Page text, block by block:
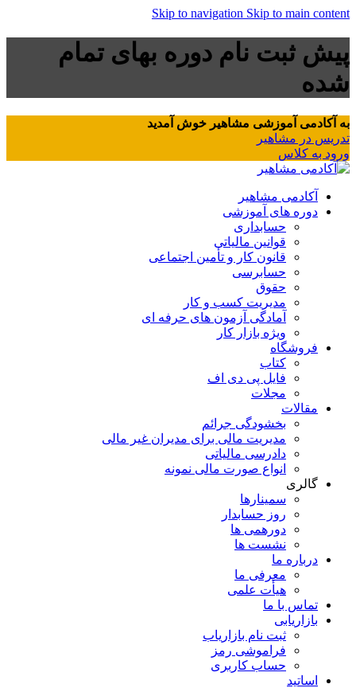
Skip to navigation Skip to main content
پیش ثبت نام دوره بهای تمام
شده
به آکادمی آموزشی مشاهیر خوش آمدید
تدریس در مشاهیر
ورود به کلاس
آکادمی مشاهیر
دوره های آموزشی
حسابداری
قوانین مالیاتی
قانون کار و تأمین اجتماعی
حسابرسی
حقوق
مدیریت کسب و کار
آمادگی آزمون های حرفه ای
ویژه بازار کار
فروشگاه
کتاب
فایل پی دی اف
مجلات
مقالات
بخشودگی جرائم
مدیریت مالی برای مدیران غیر مالی
دادرسی مالیاتی
انواع صورت مالی نمونه
گالری
سمینارها
روز حسابدار
دورهمی ها
نشست ها
درباره ما
معرفی ما
هیأت علمی
تماس با ما
بازاریابی
ثبت نام بازاریاب
فراموشی رمز
حساب کاربری
اساتید